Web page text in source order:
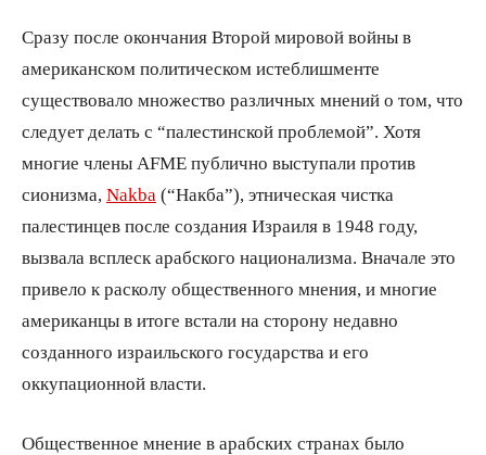
Сразу после окончания Второй мировой войны в
американском политическом истеблишменте
существовало множество различных мнений о том, что
следует делать с “палестинской проблемой”. Хотя
многие члены AFME публично выступали против
сионизма, Nakba (“Накба”), этническая чистка
палестинцев после создания Израиля в 1948 году,
вызвала всплеск арабского национализма. Вначале это
привело к расколу общественного мнения, и многие
американцы в итоге встали на сторону недавно
созданного израильского государства и его
оккупационной власти.
Общественное мнение в арабских странах было